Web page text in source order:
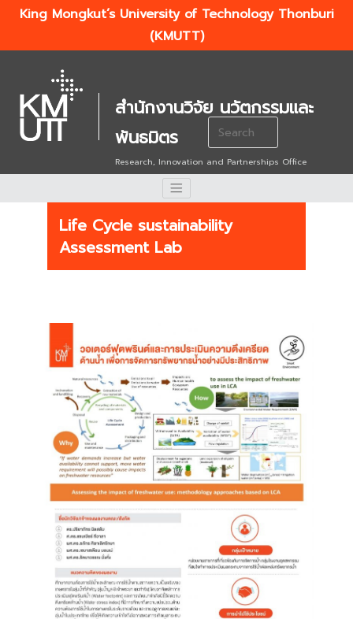
King Mongkut’s University of Technology Thonburi
(KMUTT)
สำนักงานวิจัย นวัตกรรมและ
พันธมิตร
Research, Innovation and Partnerships Office
Search
for:
Life Cycle sustainability
Assessment Lab